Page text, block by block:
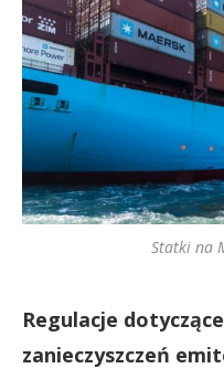
Statki na
Regulacje
zanieczyszczeń